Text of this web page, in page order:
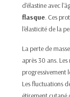
d'élastine avec
flasque. Ces
l'élasticité de la
La perte de
après 30 ans.
progressivement
Les fluctuations